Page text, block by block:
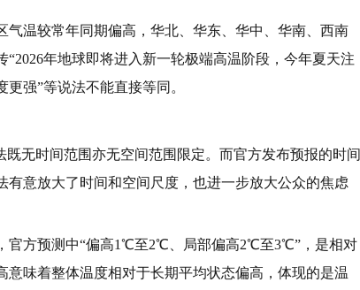
温较常年同期偏高，华北、华东、华中、华南、西南
年地球即将进入新一轮极端高温阶段，今年夏天注
强”等说法不能直接等同。
无时间范围亦无空间范围限定。而官方发布预报的时间
意放大了时间和空间尺度，也进一步放大公众的焦虑
官方预测中“偏高1℃至2℃、局部偏高2℃至3℃”，是相对
味着整体温度相对于长期平均状态偏高，体现的是温